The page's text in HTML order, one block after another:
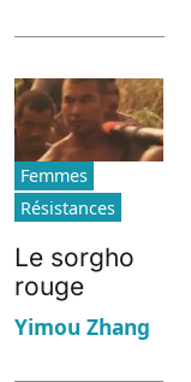
Femmes
Résistances
Le sorgho
rouge
Yimou Zhang